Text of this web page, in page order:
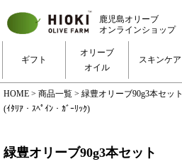
鹿児島オリーブ
オンラインショップ
トップページ
新規会員登録
ログイン
ギフト
オリーブ
オイル
スキンケア
HOME > 商品一覧 > 緑豊オリーブ90g3本セット
(ｲﾀﾘｱ・ｽﾍﾟｲﾝ・ｶﾞｰﾘｯｸ)
緑豊オリーブ90g3本セット